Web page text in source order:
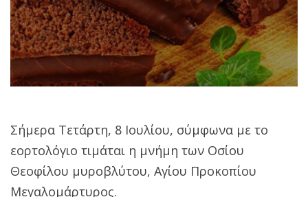
Σήμερα Τετάρτη, 8 Ιουλίου, σύμφωνα με το
εορτολόγιο τιμάται η μνήμη των Οσίου
Θεοφίλου μυροβλύτου, Αγίου Προκοπίου
Μεγαλομάρτυρος.